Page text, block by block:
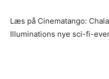
Læs på Cinematango:
Illuminations nye sci-fi-